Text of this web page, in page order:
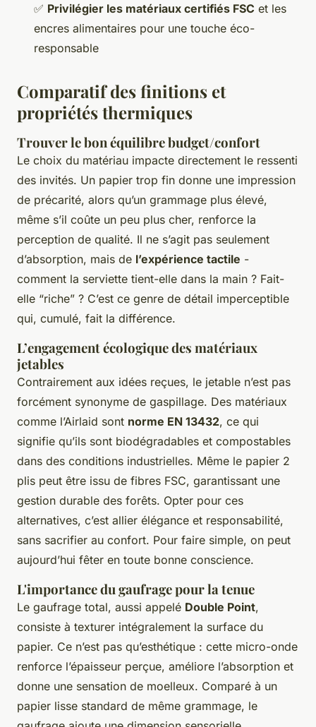
✅ Privilégier les matériaux certifiés FSC et les
encres alimentaires pour une touche éco-
responsable
Comparatif des finitions et
propriétés thermiques
Trouver le bon équilibre budget/confort
Le choix du matériau impacte directement le ressenti
des invités. Un papier trop fin donne une impression
de précarité, alors qu’un grammage plus élevé,
même s’il coûte un peu plus cher, renforce la
perception de qualité. Il ne s’agit pas seulement
d’absorption, mais de l’expérience tactile -
comment la serviette tient-elle dans la main ? Fait-
elle “riche” ? C’est ce genre de détail imperceptible
qui, cumulé, fait la différence.
L’engagement écologique des matériaux
jetables
Contrairement aux idées reçues, le jetable n’est pas
forcément synonyme de gaspillage. Des matériaux
comme l’Airlaid sont norme EN 13432, ce qui
signifie qu’ils sont biodégradables et compostables
dans des conditions industrielles. Même le papier 2
plis peut être issu de fibres FSC, garantissant une
gestion durable des forêts. Opter pour ces
alternatives, c’est allier élégance et responsabilité,
sans sacrifier au confort. Pour faire simple, on peut
aujourd’hui fêter en toute bonne conscience.
L'importance du gaufrage pour la tenue
Le gaufrage total, aussi appelé Double Point,
consiste à texturer intégralement la surface du
papier. Ce n’est pas qu’esthétique : cette micro-onde
renforce l’épaisseur perçue, améliore l’absorption et
donne une sensation de moelleux. Comparé à un
papier lisse standard de même grammage, le